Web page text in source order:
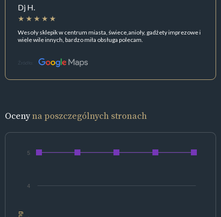
Dj H.
Wesoły sklepik w centrum miasta, świece,anioły, gadżety imprezowe i
wiele wile innych, bardzo miła obsługa polecam.
Źródło:
Ocenyna poszczególnych stronach
4
5